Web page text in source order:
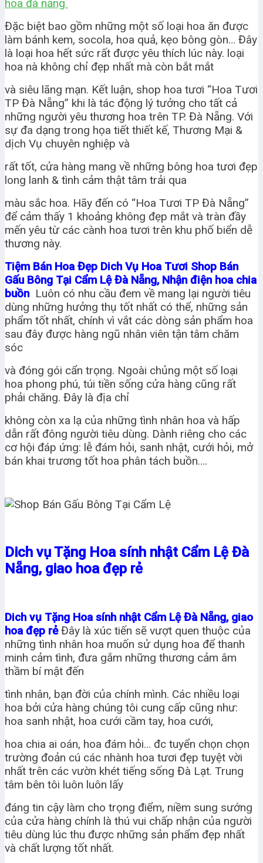
hoa đà nẵng
Đặc biệt bao gồm những một số loại hoa ăn được
làm bánh kem, socola, hoa quả, kẹo bông gòn… Đây
là loại hoa hết sức rất được yêu thích lúc này. loại
hoa nà không chỉ đẹp nhất mà còn bắt mắt
và siêu lãng mạn. Kết luận, shop hoa tươi “Hoa Tươi
TP Đà Nẵng” khi là tác động lý tưởng cho tất cả
những người yêu thương hoa trên TP. Đà Nẵng. Với
sự đa dạng trong họa tiết thiết kế, Thương Mại &
dịch Vụ chuyên nghiệp và
rất tốt, cửa hàng mang về những bông hoa tươi đẹp
long lanh & tình cảm thật tâm trải qua
màu sắc hoa. Hãy đến có “Hoa Tươi TP Đà Nẵng”
để cảm thấy 1 khoảng không đẹp mắt và tràn đầy
mến yêu từ các cành hoa tươi trên khu phố biển dễ
thương này.
Tiệm Bán Hoa Đẹp Dich Vụ Hoa Tươi Shop Bán
Gấu Bông Tại Cẩm Lệ Đà Nẵng, Nhận điện hoa chia
buồn Luôn có nhu cầu đem về mang lại người tiêu
dùng những hưởng thụ tốt nhất có thể, những sản
phẩm tốt nhất, chính vì vắt các dòng sản phẩm hoa
sau đây được hàng ngũ nhân viên tận tâm chăm
sóc
và đóng gói cẩn trọng. Ngoài chủng một số loại
hoa phong phú, túi tiền sống cửa hàng cũng rất
phải chăng. Đây là địa chỉ
không còn xa lạ của những tình nhân hoa và hấp
dẫn rất đông người tiêu dùng. Dành riêng cho các
cơ hội đáp ứng: lễ đám hỏi, sanh nhật, cưới hỏi, mở
bán khai trương tốt hoa phân tách buồn….
Dich vụ Tặng Hoa sính nhật Cẩm Lệ Đà
Nẵng, giao hoa đẹp rẻ
Dich vụ Tặng Hoa sính nhật Cẩm Lệ Đà Nẵng, giao
hoa đẹp rẻĐây là xúc tiến sẽ vượt quen thuộc của
những tình nhân hoa muốn sử dụng hoa để thanh
minh cảm tình, đưa gắm những thương cảm âm
thầm bí mật đến
tình nhân, bạn đời của chính mình. Các nhiều loại
hoa bởi cửa hàng chúng tôi cung cấp cũng như:
hoa sanh nhật, hoa cưới cầm tay, hoa cưới,
hoa chia ai oán, hoa đám hỏi… đc tuyển chọn chọn
trường đoản cú các nhành hoa tươi đẹp tuyệt vời
nhất trên các vườn khét tiếng sống Đà Lạt. Trung
tâm bên tôi luôn luôn lấy
đáng tin cậy làm cho trọng điểm, niềm sung sướng
của cửa hàng chính là thú vui chấp nhận của người
tiêu dùng lúc thu được những sản phẩm đẹp nhất
và chất lượng tốt nhất.